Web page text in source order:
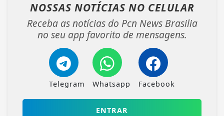
NOSSAS NOTÍCIAS NO CELULAR
Receba as notícias do Pcn News Brasilia
no seu app favorito de mensagens.
Telegram Whatsapp Facebook
ENTRAR